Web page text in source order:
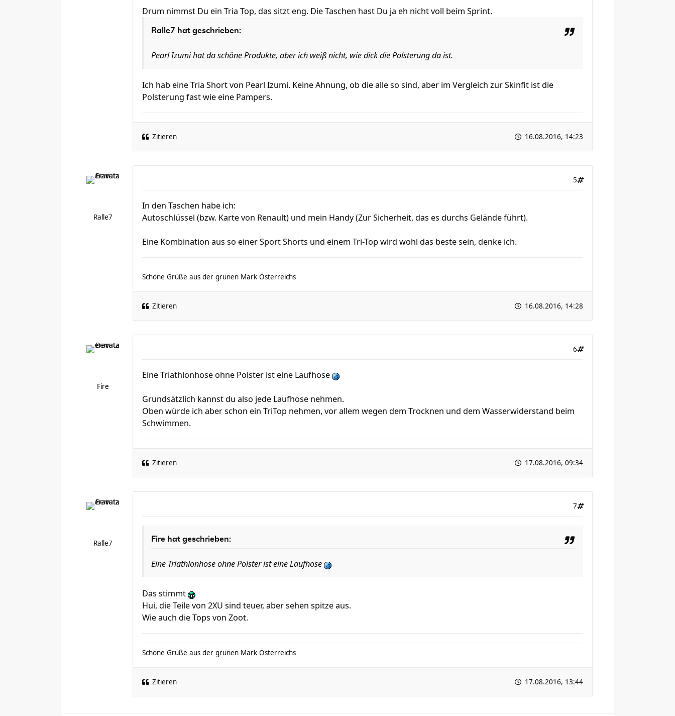
Drum nimmst Du ein Tria Top, das sitzt eng. Die Taschen hast Du ja eh nicht voll beim Sprint.
Ralle7 hat geschrieben:
Pearl Izumi hat da schöne Produkte, aber ich weiß nicht, wie dick die Polsterung da ist.
Ich hab eine Tria Short von Pearl Izumi. Keine Ahnung, ob die alle so sind, aber im Vergleich zur Skinfit ist die
Polsterung fast wie eine Pampers.
Zitieren 16.08.2016, 14:23
Ralle7
5
In den Taschen habe ich:
Autoschlüssel (bzw. Karte von Renault) und mein Handy (Zur Sicherheit, das es durchs Gelände führt).
Eine Kombination aus so einer Sport Shorts und einem Tri-Top wird wohl das beste sein, denke ich.
Schöne Grüße aus der grünen Mark Österreichs
Zitieren 16.08.2016, 14:28
Fire
6
Eine Triathlonhose ohne Polster ist eine Laufhose
Grundsätzlich kannst du also jede Laufhose nehmen.
Oben würde ich aber schon ein TriTop nehmen, vor allem wegen dem Trocknen und dem Wasserwiderstand beim
Schwimmen.
Zitieren 17.08.2016, 09:34
Ralle7
7
Fire hat geschrieben:
Eine Triathlonhose ohne Polster ist eine Laufhose
Das stimmt
Hui, die Teile von 2XU sind teuer, aber sehen spitze aus.
Wie auch die Tops von Zoot.
Schöne Grüße aus der grünen Mark Österreichs
Zitieren 17.08.2016, 13:44